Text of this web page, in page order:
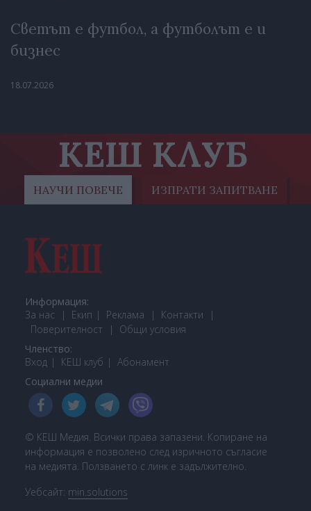
Светът е футбол, а футболът е и
бизнес
18.07.2026
КЕШ КЛУБ
НАУЧИ ПОВЕЧЕ ИЗПРАТИ ЗАПИТВАНЕ
Информация:
За нас
Екип Реклама
Контакти
Поверителност
Общи условия
Членство:
Вход
КЕШ клуб Абонамент
Социални медии
© КЕШ Медия. Всички права запазени. Копиране на
информация е позволено след изричното съгласие
на медията. Ползването с линк е задължително.
Уебсайт: min.solutions